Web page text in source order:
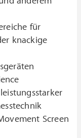
für
knackige
Screen